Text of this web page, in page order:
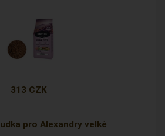
313 CZK
pro Alexandry velké